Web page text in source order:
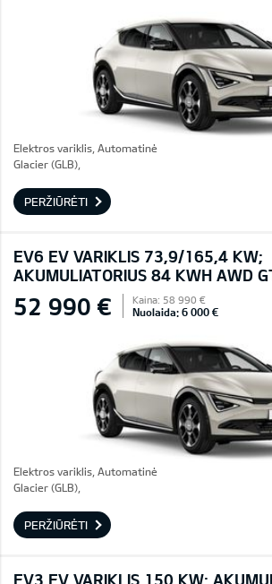
Elektros variklis, Automatinė
Glacier (GLB),
PERŽIŪRĖTI
EV6 EV VARIKLIS 73,9/165,4 KW;
AKUMULIATORIUS 84 KWH AWD
52 990 € Kaina: 58 990 €
Nuolaida: 6 000 €
Elektros variklis, Automatinė
Glacier (GLB),
PERŽIŪRĖTI
EV3 EV VARIKLIS 150 KW;